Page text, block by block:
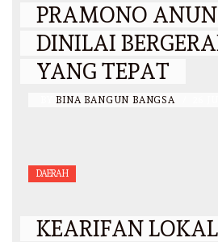
PRAMONO
DINILAI
YANG TEPAT
BINA BANGUN BANGSA
DAERAH
KEARIFAN